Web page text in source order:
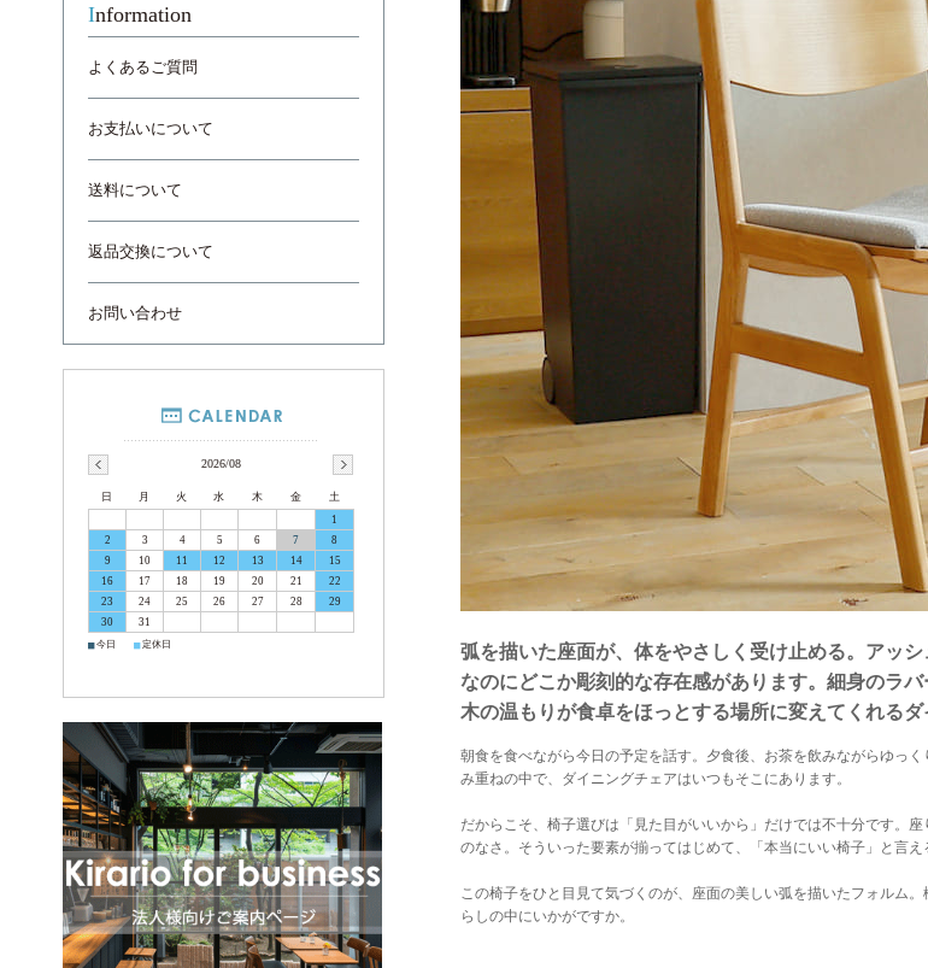
弧を描いた座面が、体をやさしく受け止める。アッ
なのにどこか彫刻的な存在感があります。細身のラ
木の温もりが食卓をほっとする場所に変えてくれる
朝食を食べながら今日の予定を話す。夕食後、お茶を飲みながらゆっ
み重ねの中で、ダイニングチェアはいつもそこにあります。
だからこそ、椅子選びは「見た目がいいから」だけでは不十分です。
のなさ。そういった要素が揃ってはじめて、「本当にいい椅子」と言え
この椅子をひと目見て気づくのが、座面の美しい弧を描いたフォルム
らしの中にいかがですか。
Information
よくあるご質問
お支払いについて
送料について
返品交換について
お問い合わせ
2026/08
日 月 火 水 木 金
土
1
2
3 4 5 6 7
8
9
10 11 12 13 14
15
16
17 18 19 20 21
22
23
24 25 26 27 28
29
30
31
■ 今日 ■ 定休日